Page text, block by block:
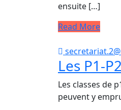
ensuite […]
Read More
Les P1-
Les classes de
peuvent y